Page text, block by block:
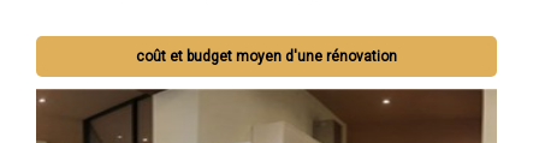
coût et budget moyen d'une rénovation